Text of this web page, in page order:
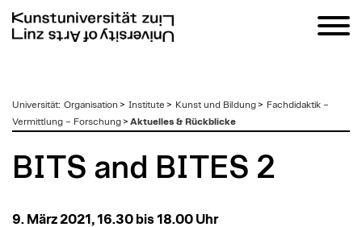
zum
Inhalt
Universität: Organisation > Institute > Kunst und Bildung> Fachdidaktik –
Vermittlung – Forschung> Aktuelles & Rückblicke
BITS and BITES 2
9. März 2021, 16.30 bis 18.00 Uhr